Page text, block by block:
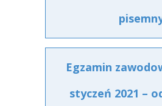
Egzamin
styczeń 2021 –